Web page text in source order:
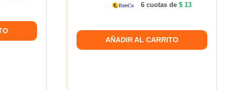
6 cuotas de $ 13
AÑADIR AL CARRITO